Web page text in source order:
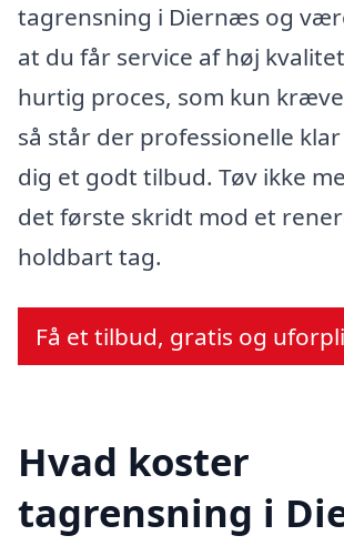
tagrensning i Diernæs og
at du får service af høj
hurtig proces, som kun
så står der professionelle
dig et godt tilbud. Tøv ikke
det første skridt mod et
holdbart tag.
Få et tilbud, gratis og
Hvad koster
tagrensning i